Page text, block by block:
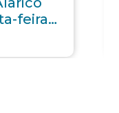
feira